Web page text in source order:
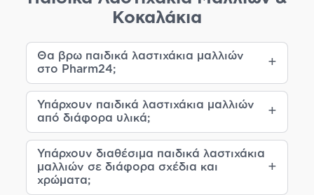
Κοκαλάκια
Θα βρω παιδικά λαστιχάκια μαλλιών
στο Pharm24;
Υπάρχουν παιδικά λαστιχάκια μαλλιών
από διάφορα υλικά;
Υπάρχουν διαθέσιμα παιδικά λαστιχάκια
μαλλιών σε διάφορα σχέδια και
χρώματα;